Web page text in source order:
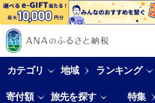
カテゴリ 地域 ランキング
寄付額 旅先を探す 特集